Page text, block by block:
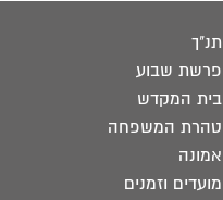
תנ"ך
פרשת שבוע
בית המקדש
טהרת המשפחה
אמונה
מועדים וזמנים